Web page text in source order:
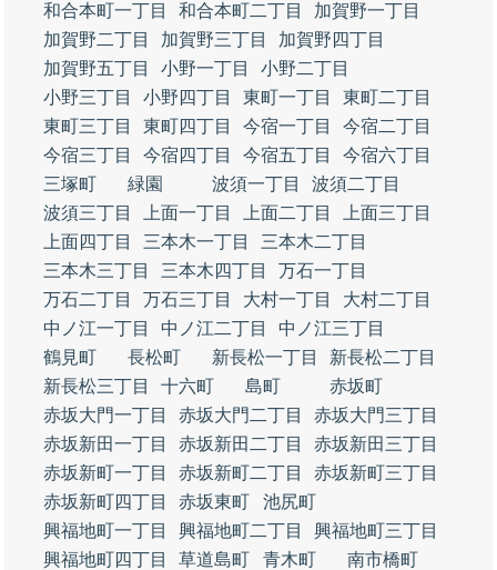
和合本町一丁目
和合本町二丁目
加賀野一丁目
加賀野二丁目
加賀野三丁目
加賀野四丁目
加賀野五丁目
小野一丁目
小野二丁目
小野三丁目
小野四丁目 東町一丁目
東町二丁目
東町三丁目
東町四丁目 今宿一丁目
今宿二丁目
今宿三丁目
今宿四丁目 今宿五丁目
今宿六丁目
三塚町
緑園 波須一丁目
波須二丁目
波須三丁目
上面一丁目 上面二丁目
上面三丁目
上面四丁目
三本木一丁目
三本木二丁目
三本木三丁目
三本木四丁目
万石一丁目
万石二丁目
万石三丁目 大村一丁目
大村二丁目
中ノ江一丁目
中ノ江二丁目
中ノ江三丁目
鶴見町
長松町 新長松一丁目
新長松二丁目
新長松三丁目
十六町 島町
赤坂町
赤坂大門一丁目
赤坂大門二丁目
赤坂大門三丁目
赤坂新田一丁目
赤坂新田二丁目
赤坂新田三丁目
赤坂新町一丁目
赤坂新町二丁目
赤坂新町三丁目
赤坂新町四丁目
赤坂東町
池尻町
興福地町一丁目
興福地町二丁目
興福地町三丁目
興福地町四丁目
草道島町 青木町
南市橋町